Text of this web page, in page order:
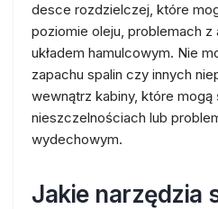
desce rozdzielczej, które
poziomie oleju, problemach z
układem hamulcowym. Nie
zapachu spalin czy innych
wewnątrz kabiny, które
nieszczelnościach lub
wydechowym.
Jakie narzędzia